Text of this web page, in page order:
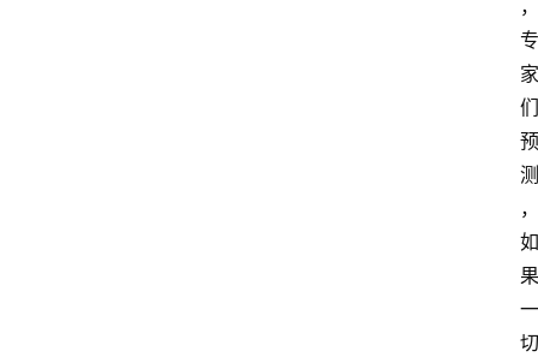
，
专
家
们
预
测
，
如
果
一
切